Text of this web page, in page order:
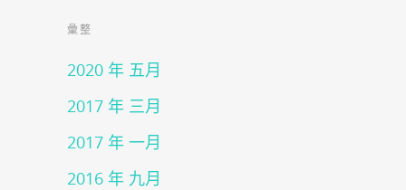
彙整
2020 年 五月
2017 年 三月
2017 年 一月
2016 年 九月